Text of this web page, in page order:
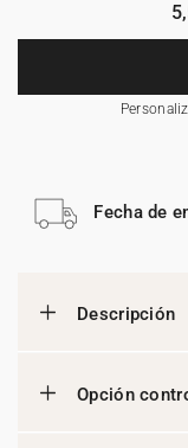
Fecha de
Descripción
Opción